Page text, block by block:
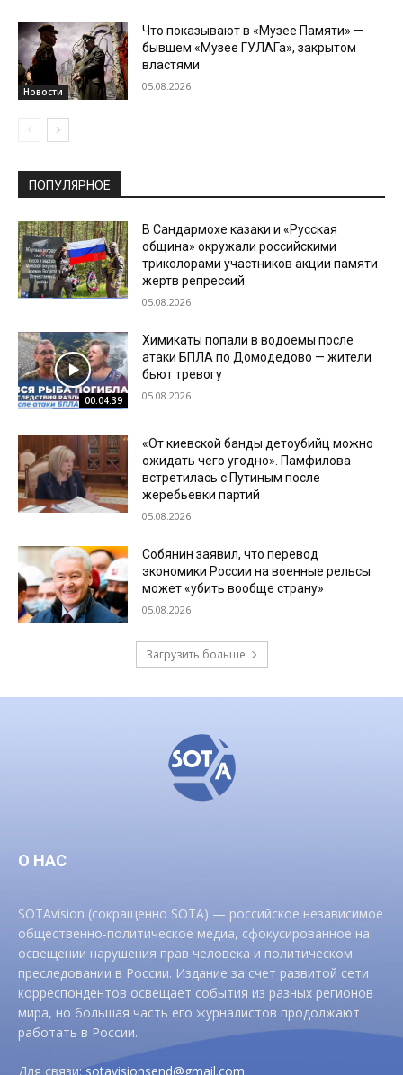
Новости
Что показывают в «Музее Памяти» —
бывшем «Музее ГУЛАГа», закрытом
властями
05.08.2026
ПОПУЛЯРНОЕ
В Сандармохе казаки и «Русская
община» окружали российскими
триколорами участников акции памяти
жертв репрессий
05.08.2026
00:04:39
Химикаты попали в водоемы после
атаки БПЛА по Домодедово — жители
бьют тревогу
05.08.2026
«От киевской банды детоубийц можно
ожидать чего угодно». Памфилова
встретилась с Путиным после
жеребьевки партий
05.08.2026
Собянин заявил, что перевод
экономики России на военные рельсы
может «убить вообще страну»
05.08.2026
Загрузить больше
О НАС
SOTAvision (сокращенно SOTA) — российское независимое
общественно-политическое медиа, сфокусированное на
освещении нарушения прав человека и политическом
преследовании в России. Издание за счет развитой сети
корреспондентов освещает события из разных регионов
мира, но большая часть его журналистов продолжают
работать в России.
Для связи:sotavisionsend@gmail.com